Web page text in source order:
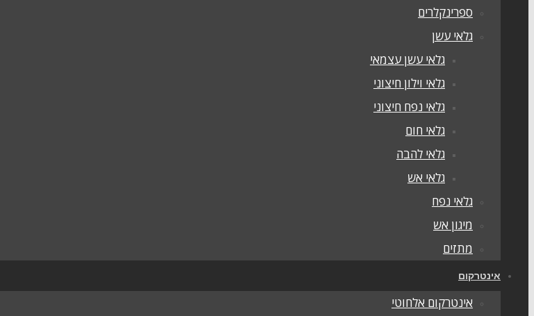
ספרינקלרים
גלאי עשן
גלאי עשן עצמאי
גלאי וילון חיצוני
גלאי נפח חיצוני
גלאי חום
גלאי להבה
גלאי אש
גלאי נפח
מיגון אש
מתזים
אינטרקום
אינטרקום אלחוטי